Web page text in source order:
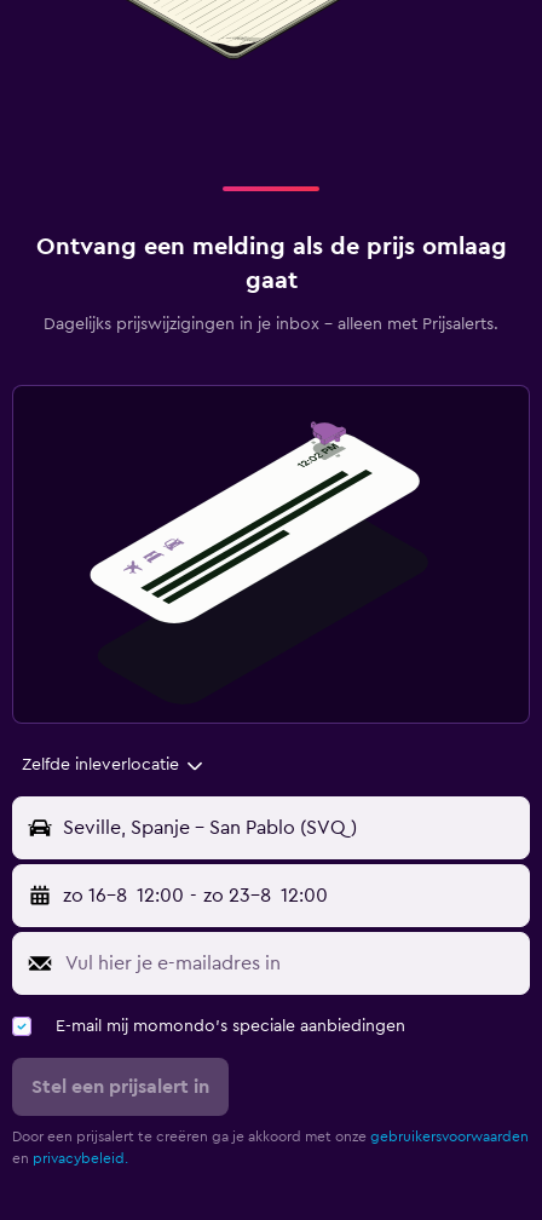
Ontvang een melding als de prijs omlaag
gaat
Dagelijks prijswijzigingen in je inbox - alleen met Prijsalerts.
Zelfde inleverlocatie
Seville, Spanje - San Pablo (SVQ)
zo 16-8 12:00 - zo 23-8 12:00
E-mail mij momondo's speciale aanbiedingen
Stel een prijsalert in
Door een prijsalert te creëren ga je akkoord met onze gebruikersvoorwaarden
en privacybeleid.